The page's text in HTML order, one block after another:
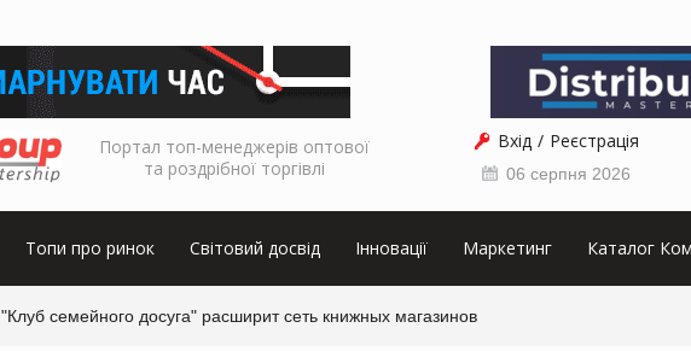
Портал топ-менеджерів оптової
та роздрібної торгівлі
Вхід Реєстрація
06 серпня 2026
Топи про ринок Світовий досвід Інновації Маркетинг Каталог
"Клуб семейного досуга" расширит сеть книжных магазинов